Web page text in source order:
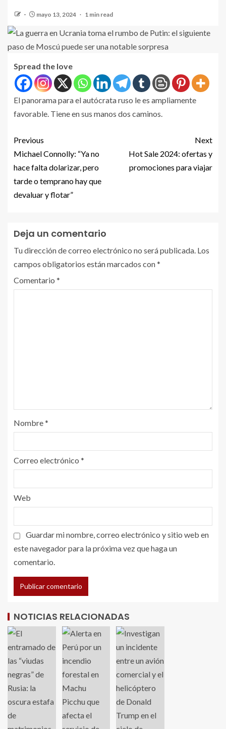
mayo 13, 2024 1 min read
Spread the love
El panorama para el autócrata ruso le es ampliamente
favorable. Tiene en sus manos dos caminos.
Previous
Michael Connolly: “Ya no
hace falta dolarizar, pero
tarde o temprano hay que
devaluar y flotar”
Next
Hot Sale 2024: ofertas y
promociones para viajar
Deja un comentario
Tu dirección de correo electrónico no será publicada. Los
campos obligatorios están marcados con*
Comentario *
Nombre*
Correo electrónico *
Web
Guardar mi nombre, correo electrónico y sitio web en
este navegador para la próxima vez que haga un
comentario.
NOTICIAS RELACIONADAS